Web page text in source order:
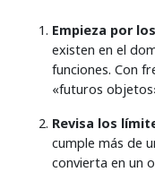
Empieza por
existen en el
funciones. Con
«futuros
Revisa los
cumple más de
convierta en un